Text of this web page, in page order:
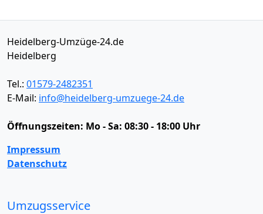
Heidelberg-Umzüge-24.de
Heidelberg
Tel.: 01579-2482351
E-Mail: info@heidelberg-umzuege-24.de
Öffnungszeiten: Mo - Sa: 08:30 - 18:00 Uhr
Impressum
Datenschutz
Umzugsservice